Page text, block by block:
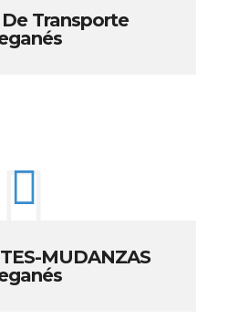
Transporte
MUDANZAS